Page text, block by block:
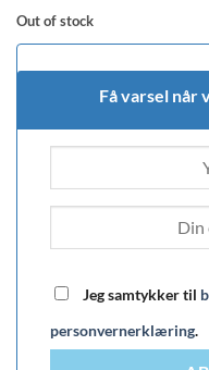
Out of stock
Få varsel når
Jeg samtykker til
personvernerklæring.